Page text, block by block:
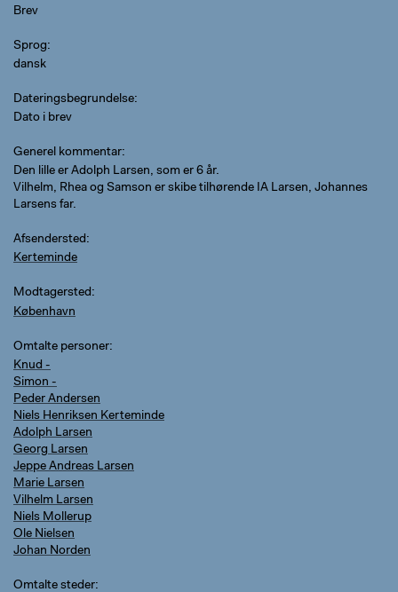
Brev
Sprog
dansk
Dateringsbegrundelse
Dato i brev
Generel kommentar
Den lille er Adolph Larsen, som er 6 år.
Vilhelm, Rhea og Samson er skibe tilhørende IA Larsen, Johannes
Larsens far.
Afsendersted
Kerteminde
Modtagersted
København
Omtalte personer
Knud -
Simon -
Peder Andersen
Niels Henriksen Kerteminde
Adolph Larsen
Georg Larsen
Jeppe Andreas Larsen
Marie Larsen
Vilhelm Larsen
Niels Mollerup
Ole Nielsen
Johan Norden
Omtalte steder